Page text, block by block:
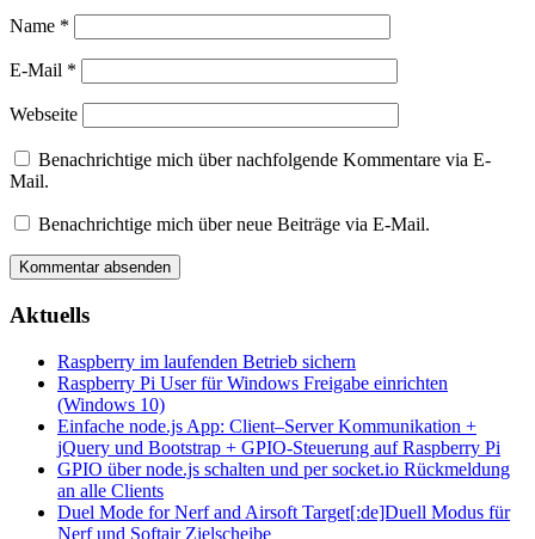
Name *
E-Mail *
Webseite
Benachrichtige mich über nachfolgende Kommentare via E-
Mail.
Benachrichtige mich über neue Beiträge via E-Mail.
Aktuells
Raspberry im laufenden Betrieb sichern
Raspberry Pi User für Windows Freigabe einrichten
(Windows 10)
Einfache node.js App: Client–Server Kommunikation +
jQuery und Bootstrap + GPIO-Steuerung auf Raspberry Pi
GPIO über node.js schalten und per socket.io Rückmeldung
an alle Clients
Duel Mode for Nerf and Airsoft Target[:de]Duell Modus für
Nerf und Softair Zielscheibe